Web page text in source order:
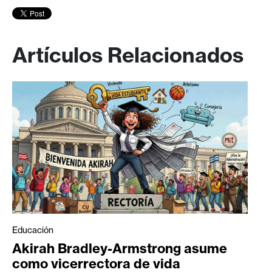
Artículos Relacionados
Educación
Akirah Bradley-Armstrong asume
como vicerrectora de vida